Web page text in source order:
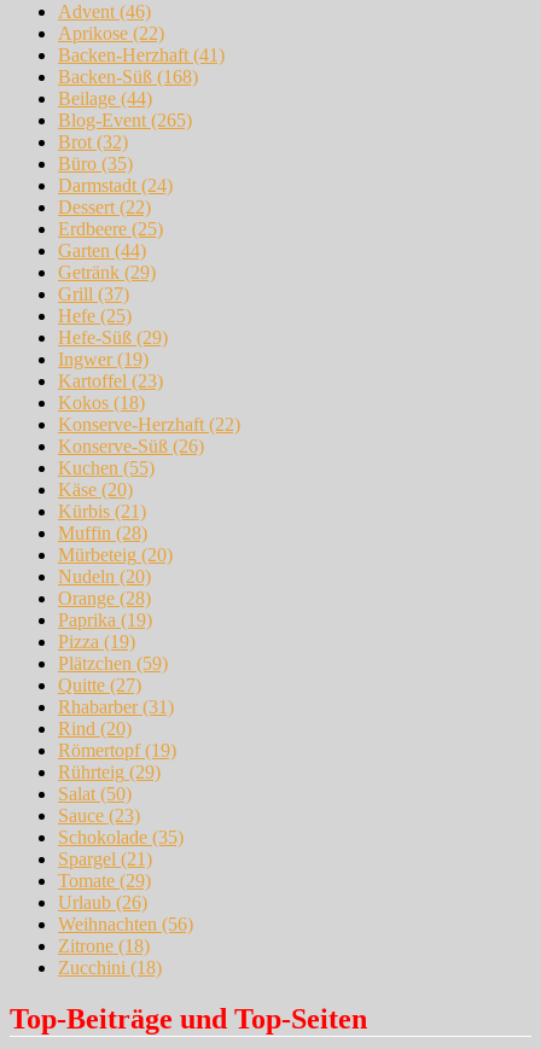
Advent(46)
Aprikose (22)
Backen-Herzhaft(41)
Backen-Süß (168)
Beilage (44)
Blog-Event(265)
Brot(32)
Büro (35)
Darmstadt(24)
Dessert(22)
Erdbeere (25)
Garten (44)
Getränk (29)
Grill (37)
Hefe (25)
Hefe-Süß (29)
Ingwer(19)
Kartoffel (23)
Kokos (18)
Konserve-Herzhaft(22)
Konserve-Süß (26)
Kuchen (55)
Käse (20)
Kürbis (21)
Muffin (28)
Mürbeteig (20)
Nudeln (20)
Orange (28)
Paprika (19)
Pizza (19)
Plätzchen (59)
Quitte (27)
Rhabarber(31)
Rind (20)
Römertopf(19)
Rührteig (29)
Salat(50)
Sauce (23)
Schokolade (35)
Spargel (21)
Tomate (29)
Urlaub (26)
Weihnachten (56)
Zitrone (18)
Zucchini (18)
Top-Beiträge und Top-Seiten